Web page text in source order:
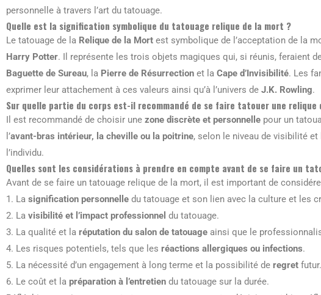
personnelle à travers l’art du tatouage.
Quelle est la signification symbolique du tatouage relique de la mort ?
Le tatouage de la Relique de la Mort est symbolique de l’acceptation de la
Harry Potter. Il représente les trois objets magiques qui, si réunis, feraient
Baguette de Sureau, la Pierre de Résurrection et la Cape d’Invisibilité. Les
exprimer leur attachement à ces valeurs ainsi qu’à l’univers de J.K. Rowling.
Sur quelle partie du corps est-il recommandé de se faire tatouer une relique
Il est recommandé de choisir une zone discrète et personnelle pour un
l’avant-bras intérieur, la cheville ou la poitrine, selon le niveau de visibilité
l’individu.
Quelles sont les considérations à prendre en compte avant de se faire un
Avant de se faire un tatouage relique de la mort, il est important de
1. La signification personnelle du tatouage et son lien avec la culture et les
2. La visibilité et l’impact professionnel du tatouage.
3. La qualité et la réputation du salon de tatouage ainsi que le
4. Les risques potentiels, tels que les réactions allergiques ou infections.
5. La nécessité d’un engagement à long terme et la possibilité de regret futur.
6. Le coût et la préparation à l’entretien du tatouage sur la durée.